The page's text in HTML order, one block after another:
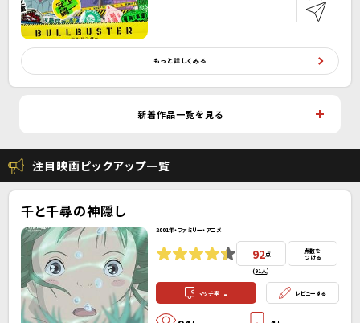
もっと詳しくみる
新着作品一覧を見る
注目映画ピックアップ一覧
千と千尋の神隠し
2001年・ファミリー・アニメ
92点
(91人）
点数を
つける
マッチ率 - レビューする